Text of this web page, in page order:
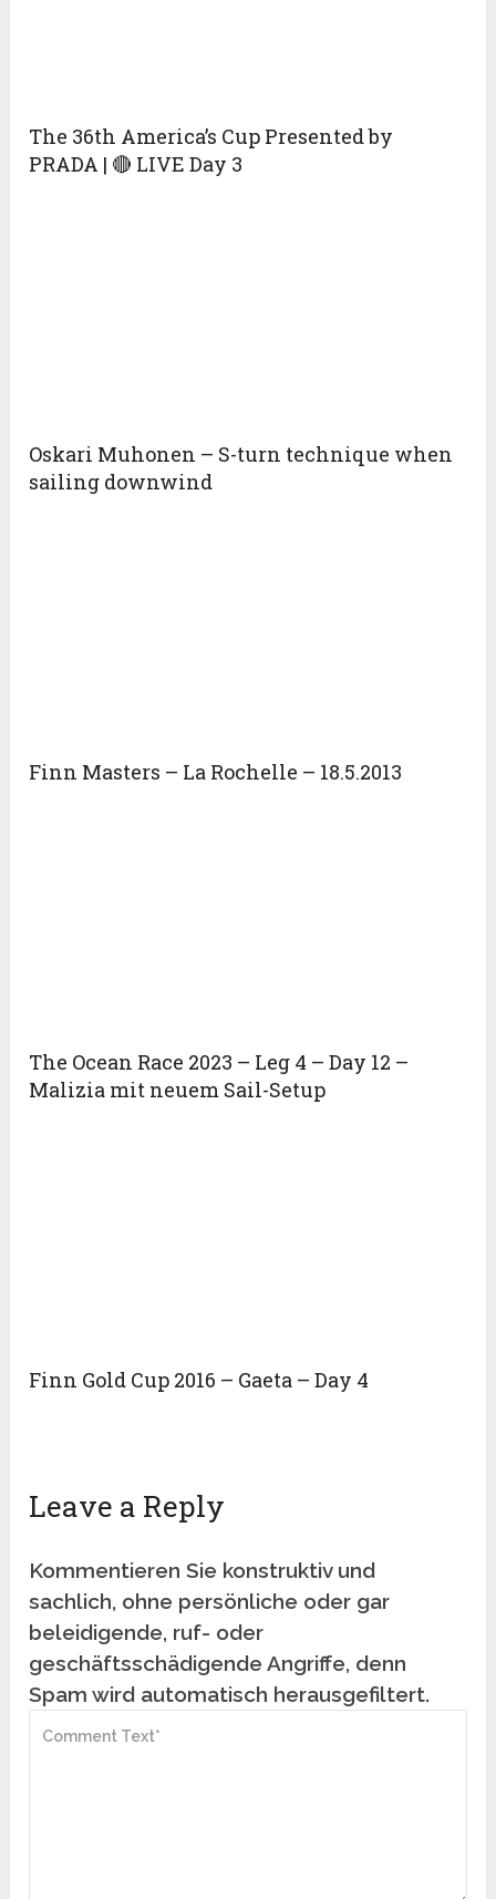
The 36th America’s Cup Presented by
PRADA | 🔴 LIVE Day 3
Oskari Muhonen – S-turn technique when
sailing downwind
Finn Masters – La Rochelle – 18.5.2013
The Ocean Race 2023 – Leg 4 – Day 12 –
Malizia mit neuem Sail-Setup
Finn Gold Cup 2016 – Gaeta – Day 4
Leave a Reply
Kommentieren Sie konstruktiv und
sachlich, ohne persönliche oder gar
beleidigende, ruf- oder
geschäftsschädigende Angriffe, denn
Spam wird automatisch herausgefiltert.